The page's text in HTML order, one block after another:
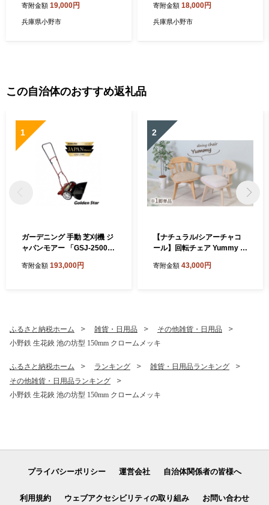
寄附金額 19,000円
兵庫県小野市
寄附金額 18,000円
兵庫県小野市
この自治体のおすすめ返礼品
1
ガーデニング 手動 芝刈機 ジ
ャパンモアー 「GSJ-2500」
り機 芝刈り 家庭用 静音 軽量
寄附金額 193,000円
2
【ナチュラル/シアーチャコ
ール】回転チェア Yummy gr
品 椅子 チェア 家具 インテリ
寄附金額 43,000円
ふるさと納税ホーム 雑貨・日用品
その他雑貨・日用品
小野鉄 生花鋏 池の坊型 150mm クロームメッキ
ふるさと納税ホーム ランキング
雑貨・日用品ランキング
その他雑貨・日用品ランキング
小野鉄 生花鋏 池の坊型 150mm クロームメッキ
プライバシーポリシー 運営会社 自治体関係者の皆様へ
利用規約 ウェブアクセシビリティの取り組み お問い合わせ